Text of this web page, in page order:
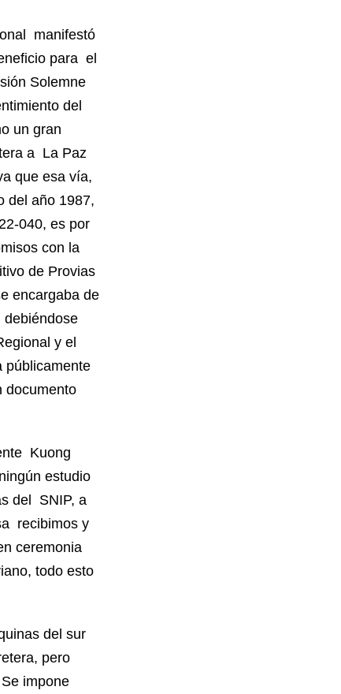
manifestó
para el
Solemne
del
un gran
a La Paz
que esa vía,
del año 1987,
040, es por
con la
de Provias
encargaba de
debiéndose
y el
públicamente
documento
Kuong
estudio
del SNIP, a
recibimos y
ceremonia
todo esto
del sur
pero
impone